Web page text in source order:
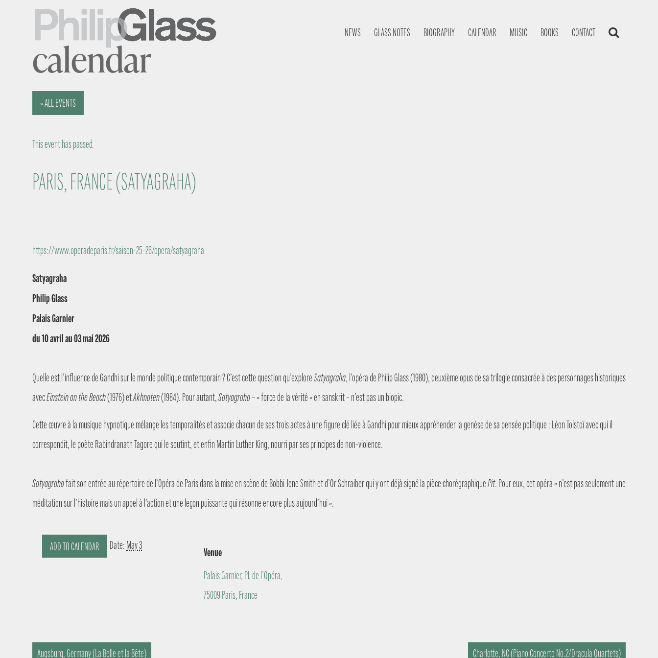
NEWS GLASS NOTES BIOGRAPHY CALENDAR MUSIC BOOKS CONTACT
calendar
« ALL EVENTS
This event has passed.
PARIS, FRANCE (SATYAGRAHA)
https://www.operadeparis.fr/saison-25-26/opera/satyagraha
Satyagraha
Philip Glass
Palais Garnier
du 10 avril au 03 mai 2026
Quelle est l’influence de Gandhi sur le monde politique contemporain ? C’est cette question qu’exploreSatyagraha, l’opéra de Philip Glass (1980), deuxième opus de sa trilogie consacrée à des personnages historiques
avecEinstein on the Beach(1976) etAkhnaten(1984). Pour autant,Satyagraha– « force de la vérité » en sanskrit – n’est pas un biopic.
Cette œuvre à la musique hypnotique mélange les temporalités et associe chacun de ses trois actes à une figure clé liée à Gandhi pour mieux appréhender la genèse de sa pensée politique : Léon Tolstoï avec qui il
correspondit, le poète Rabindranath Tagore qui le soutint, et enfin Martin Luther King, nourri par ses principes de non-violence.
Satyagrahafait son entrée au répertoire de l’Opéra de Paris dans la mise en scène de Bobbi Jene Smith et d’Or Schraiber qui y ont déjà signé la pièce chorégraphiquePit. Pour eux, cet opéra « n’est pas seulement une
méditation sur l’histoire mais un appel à l’action et une leçon puissante qui résonne encore plus aujourd’hui ».
ADD TO CALENDAR Date: May 3
Venue
Palais Garnier, Pl. de l’Opéra,
75009 Paris, France
Augsburg, Germany (La Belle et la Bête) Charlotte, NC (Piano Concerto No.2/Dracula Quartets)